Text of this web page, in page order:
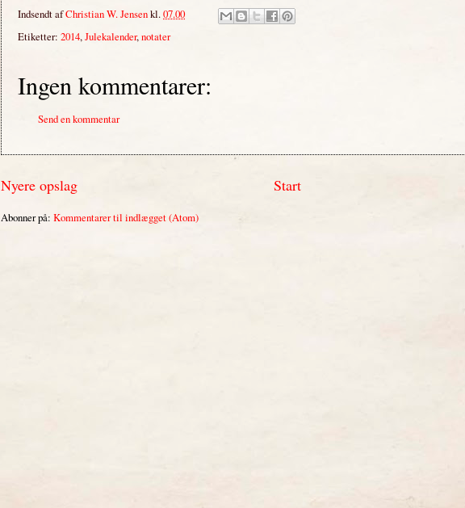
Indsendt afChristian W. Jensenkl.07.00
Etiketter: 2014,Julekalender,notater
Ingen kommentarer:
Send en kommentar
Nyere opslag Start
Abonner på: Kommentarer til indlægget (Atom)